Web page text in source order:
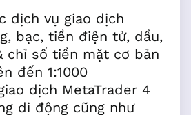
dịch vụ giao dịch
bạc, tiền điện tử, dầu,
chỉ số tiền mặt cơ bản
đến 1:1000
dịch MetaTrader 4
di động cũng như